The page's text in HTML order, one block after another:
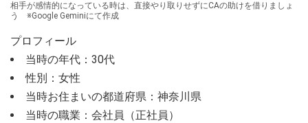
相手が感情的になっている時は、直接やり取りせずにCAの助けを借りましょ
う ※Google Geminiにて作成
プロフィール
当時の年代：30代
性別：女性
当時お住まいの都道府県：神奈川県
当時の職業：会社員（正社員）